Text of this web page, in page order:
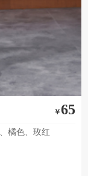
￥65
橘色、玫红